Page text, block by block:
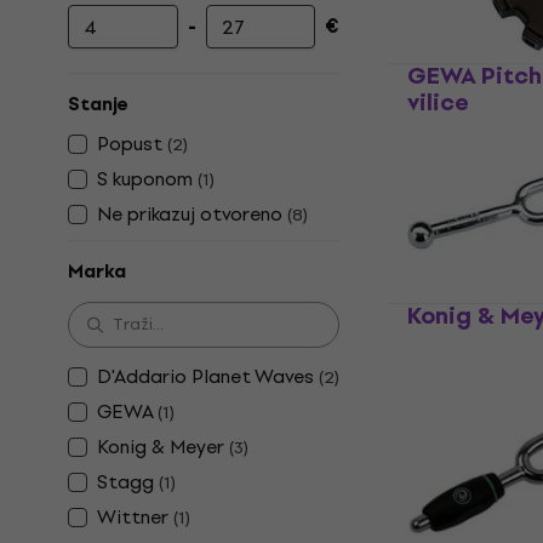
Najniža cijena
- Najviša cijena
€
Stanje
Popust (2)
S kuponom (1)
Ne prikazuj otvoreno (8)
Marka
D'Addario Planet Waves (2)
GEWA (1)
Konig & Meyer (3)
Stagg (1)
Wittner (1)
GEWA
vilice
Na skladištu
Konig &
vilice
Na skladištu